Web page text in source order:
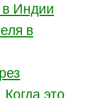
Индии
в
Когда это